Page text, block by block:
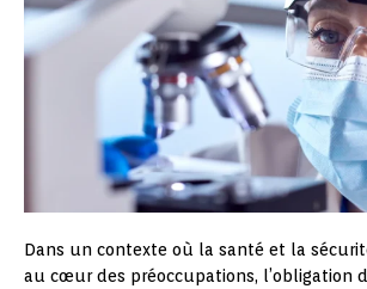
Dans un contexte où la santé et la
au cœur des préoccupations, l’obligation